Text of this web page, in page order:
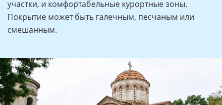
участки, и комфортабельные курортные зоны.
Покрытие может быть галечным, песчаным или
смешанным.